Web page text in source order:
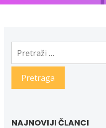
Pretraga:
NAJNOVIJI ČLANCI